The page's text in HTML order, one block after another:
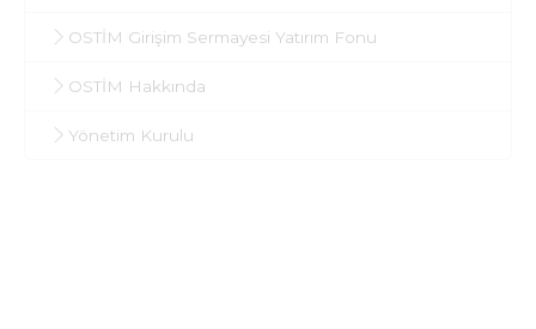
OSTİM Girişim Sermayesi Yatırım Fonu
OSTİM Hakkında
Yönetim Kurulu